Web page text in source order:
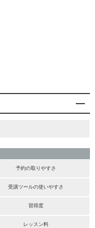
予約の取りやすさ
受講ツールの使いやすさ
習得度
レッスン料